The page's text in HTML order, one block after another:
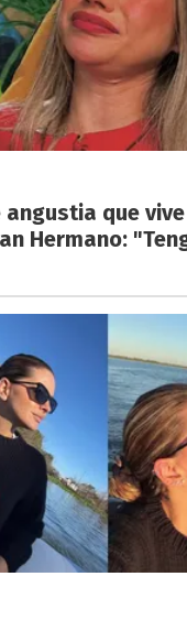
angustia que
Hermano: